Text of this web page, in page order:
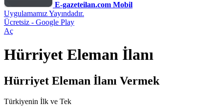
E-gazeteilan.com Mobil
Uygulamamız Yayındadır.
Ücretsiz - Google Play
Aç
Hürriyet Eleman İlanı
Hürriyet Eleman İlanı Vermek
Türkiyenin İlk ve Tek